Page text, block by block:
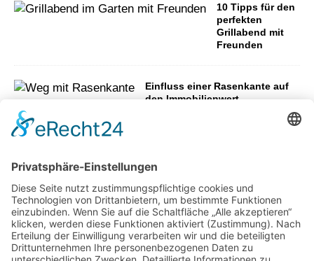
10 Tipps für den
perfekten
Grillabend mit
Freunden
Einfluss einer Rasenkante auf
den Immobilienwert
DIY Gartenhaus – auf das passende
Dachfenster austauschen lassen:
Das muss man wissen
Wie aus ungenutzten Flächen neue